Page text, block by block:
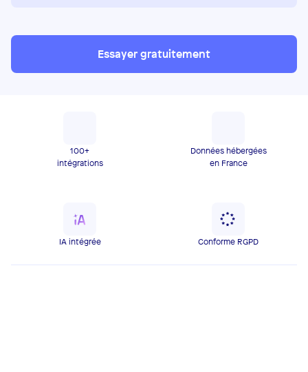
Essayer gratuitement
100+
intégrations
Données hébergées
en France
IA intégrée Conforme RGPD